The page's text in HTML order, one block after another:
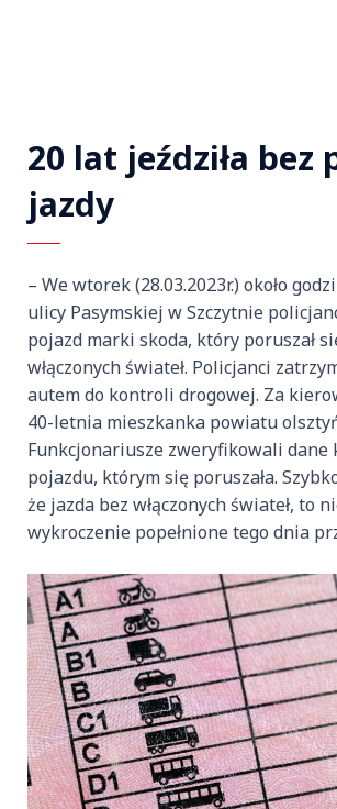
20 lat jeździła bez
jazdy
– We wtorek (28.03.2023r.) około
ulicy Pasymskiej w Szczytnie
pojazd marki skoda, który poruszał
włączonych świateł. Policjanci
autem do kontroli drogowej. Za
40-letnia mieszkanka powiatu
Funkcjonariusze zweryfikowali dane
pojazdu, którym się poruszała.
że jazda bez włączonych świateł, to
wykroczenie popełnione tego dnia